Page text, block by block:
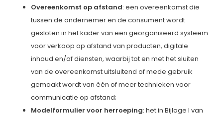
Overeenkomst op afstand: een overeenkomst die
tussen de ondernemer en de consument wordt
gesloten in het kader van een georganiseerd systeem
voor verkoop op afstand van producten, digitale
inhoud en/of diensten, waarbij tot en met het sluiten
van de overeenkomst uitsluitend of mede gebruik
gemaakt wordt van één of meer technieken voor
communicatie op afstand;
Modelformulier voor herroeping: het in Bijlage I van